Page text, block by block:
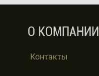
О КОМПАНИИ
Контакты